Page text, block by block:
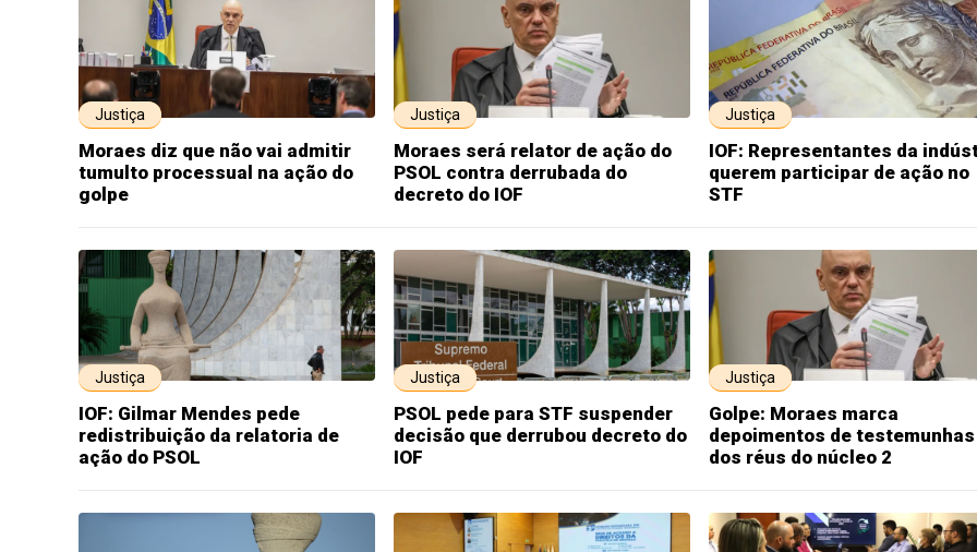
Justiça
Moraes diz que não vai admitir
tumulto processual na ação do
golpe
Justiça
Moraes será relator de ação do
PSOL contra derrubada do
decreto do IOF
Justiça
IOF: Representantes da
querem participar de ação no
STF
Justiça
IOF: Gilmar Mendes pede
redistribuição da relatoria de
ação do PSOL
Justiça
PSOL pede para STF suspender
decisão que derrubou decreto do
IOF
Justiça
Golpe: Moraes marca
depoimentos de testemunhas
dos réus do núcleo 2